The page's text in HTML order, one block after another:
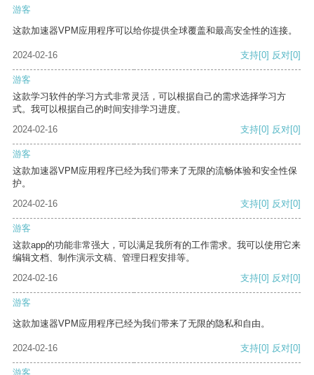
游客
这款加速器VPM应用程序可以给你提供全球覆盖和最高安全性的连接。
2024-02-16 支持[0] 反对[0]
游客
这款学习软件的学习方式非常灵活，可以根据自己的需求选择学习方
式。我可以根据自己的时间安排学习进度。
2024-02-16
支持[0] 反对[0]
游客
这款加速器VPM应用程序已经为我们带来了无限的流畅体验和安全性保
护。
2024-02-16
支持[0] 反对[0]
游客
这款app的功能非常强大，可以满足我所有的工作需求。我可以使用它来
编辑文档、制作演示文稿、管理日程安排等。
2024-02-16
支持[0] 反对[0]
游客
这款加速器VPM应用程序已经为我们带来了无限的隐私和自由。
2024-02-16 支持[0] 反对[0]
游客